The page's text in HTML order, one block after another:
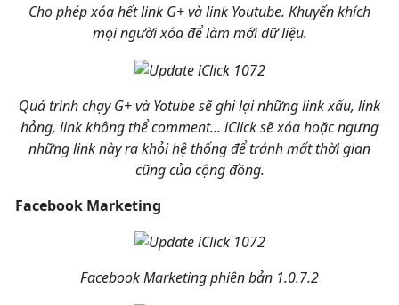
Cho phép xóa hết link G+ và link Youtube. Khuyến khích
mọi người xóa để làm mới dữ liệu.
Quá trình chạy G+ và Yotube sẽ ghi lại những link xấu, link
hỏng, link không thể comment... iClick sẽ xóa hoặc ngưng
những link này ra khỏi hệ thống để tránh mất thời gian
cũng của cộng đồng.
Facebook Marketing
Facebook Marketing phiên bản 1.0.7.2